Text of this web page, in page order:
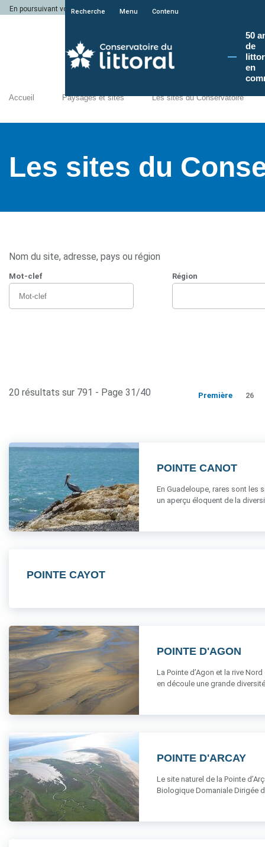
En poursuivant votre navigation sur le site du Conservatoire du littoral, vous
Recherche Menu Contenu
50
de
en
Accueil Paysages et sites Les sites du Conservatoire
Les sites du
Nom du site, adresse, pays ou région
Mot-clef Région
20 résultats sur 791 - Page 31/40 Première 26
POINTE CANOT
En Guadeloupe, rares sont les
un aperçu éloquent de la
POINTE CAYOT
POINTE D'AGON
La Pointe d’Agon et la rive
en découle une grande
POINTE D'ARCAY
Le site naturel de la Pointe
Biologique Domaniale Dirigée